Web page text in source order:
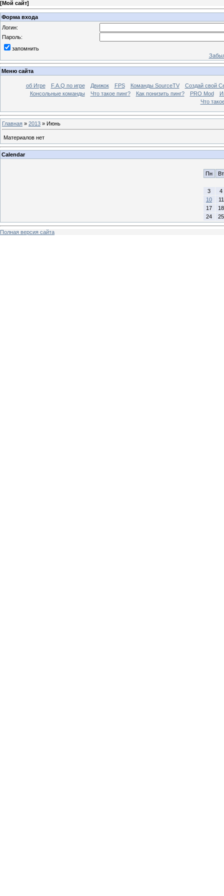
[Мой сайт]
Форма входа
Логин:
Пароль:
запомнить
Меню сайта
об Игре F.A.Q по игре Движок FPS Команды SourceTV
Создай свой
Консольные команды
Что такое пинг? Как понизить пинг? PRO Mod
Что
Главная » 2013 » Июнь
Материалов нет
Calendar
Пн Вт
3
4
10
11
17
18
24
25
Полная версия сайта